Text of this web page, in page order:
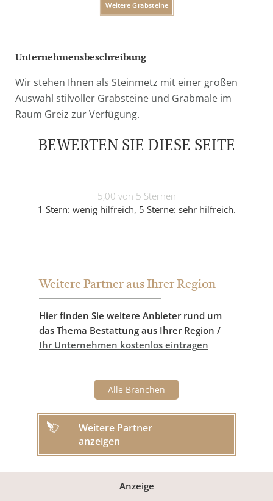
Weitere Grabsteine
Unternehmensbeschreibung
Wir stehen Ihnen als Steinmetz mit einer großen
Auswahl stilvoller Grabsteine und Grabmale im
Raum Greiz zur Verfügung.
BEWERTEN SIE DIESE SEITE
5,00 von 5 Sternen
1 Stern: wenig hilfreich, 5 Sterne: sehr hilfreich.
Weitere Partner aus Ihrer Region
Hier finden Sie weitere Anbieter rund um
das Thema Bestattung aus Ihrer Region /
Ihr Unternehmen kostenlos eintragen
Alle Branchen
Weitere Partner
anzeigen
Anzeige